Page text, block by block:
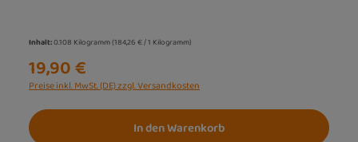
Inhalt:0.108 Kilogramm(184,26 € / 1 Kilogramm)
19,90 €
Preise inkl. MwSt. (DE) zzgl. Versandkosten
In den Warenkorb